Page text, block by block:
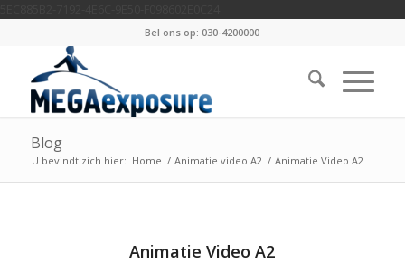
Bel ons op: 030-4200000
Blog
U bevindt zich hier: Home / Animatie video A2 / Animatie Video A2
Animatie Video A2